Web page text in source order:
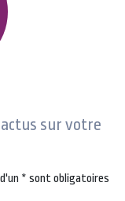
sur votre
* sont obligatoires